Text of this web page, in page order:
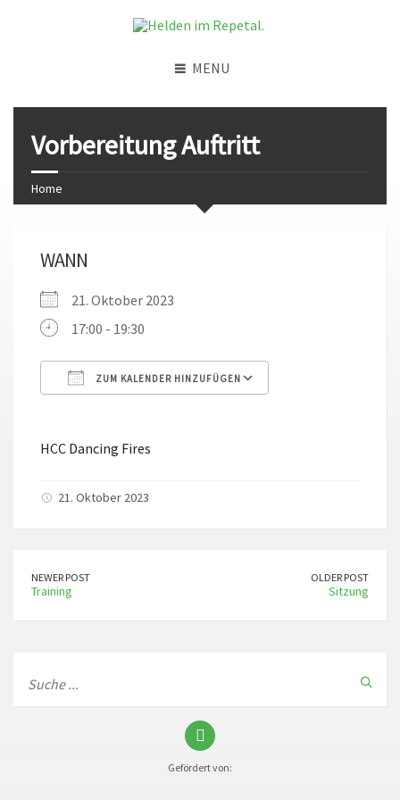
MENU
Vorbereitung Auftritt
Home
WANN
21. Oktober 2023
17:00 - 19:30
ZUM KALENDER HINZUFÜGEN
HCC Dancing Fires
21. Oktober 2023
NEWER POST
Training
OLDER POST
Sitzung
Gefördert von: